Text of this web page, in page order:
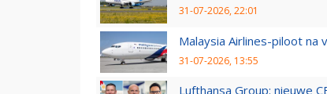
31-07-2026, 22:01
Malaysia Airlines-piloot na
31-07-2026, 13:55
Lufthansa Group: nieuwe